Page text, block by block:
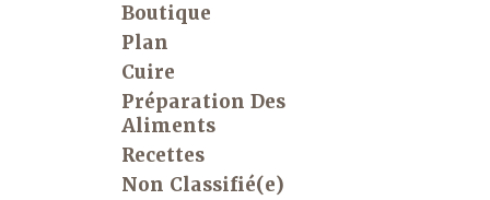
Boutique
Plan
Cuire
Préparation Des
Aliments
Recettes
Non Classifié(e)